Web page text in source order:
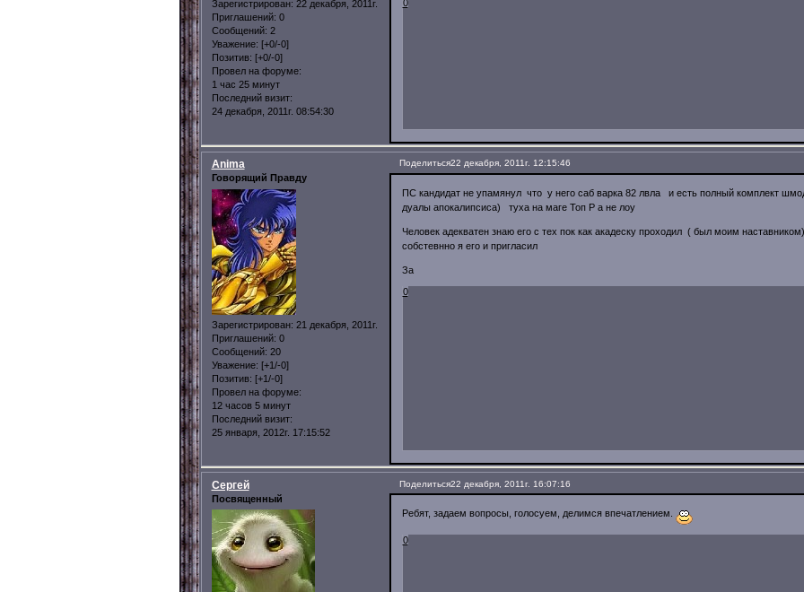
Зарегистрирован: 22 декабря, 2011г.
Приглашений: 0
Сообщений: 2
Уважение: [+0/-0]
Позитив: [+0/-0]
Провел на форуме:
1 час 25 минут
Последний визит:
24 декабря, 2011г. 08:54:30
0
Поделиться22 декабря, 2011г. 12:15:46
Anima
Говорящий Правду
Зарегистрирован: 21 декабря, 2011г.
Приглашений: 0
Сообщений: 20
Уважение: [+1/-0]
Позитив: [+1/-0]
Провел на форуме:
12 часов 5 минут
Последний визит:
25 января, 2012г. 17:15:52
ПС кандидат не упамянул что у него саб варка 82 лвла и есть полный комплект
дуалы апокалипсиса) туха на маге Топ Р а не лоу
Человек адекватен знаю его с тех пок как акадеску проходил ( был моим
собстевнно я его и пригласил
За
0
Поделиться22 декабря, 2011г. 16:07:16
Сергей
Посвященный
Ребят, задаем вопросы, голосуем, делимся впечатлением.
0